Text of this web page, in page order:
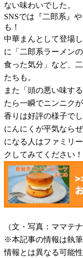
ない味わいでした。
SNSでは『二郎系』
も！
中華まんとして登場
に「二郎系ラーメン
食った気分」など、
たちも。
また「頭の悪い味す
たら一瞬でニンニク
香りは好評の様子でし
にんにくが平気なら
になる人はファミリ
クしてみてください！
（文・写真：ママテ
※本記事の情報は執
情報とは異なる可能性